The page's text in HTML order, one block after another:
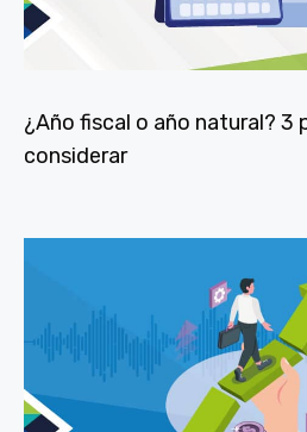
¿Año fiscal o año natural? 3
considerar